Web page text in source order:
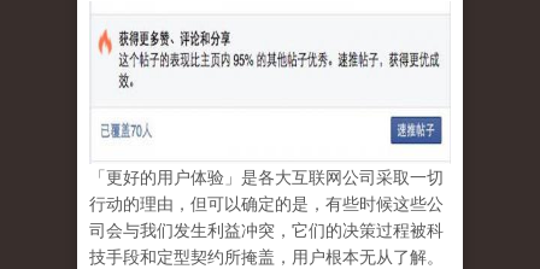
「更好的用户体验」是各大互联网公司采取一切
行动的理由，但可以确定的是，有些时候这些公
司会与我们发生利益冲突，它们的决策过程被科
技手段和定型契约所掩盖，用户根本无从了解。